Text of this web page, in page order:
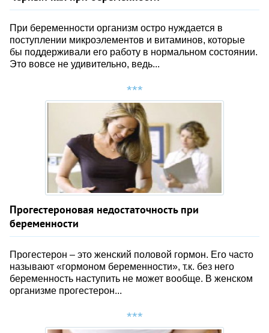
При беременности организм остро нуждается в
поступлении микроэлементов и витаминов, которые
бы поддерживали его работу в нормальном состоянии.
Это вовсе не удивительно, ведь...
Прогестероновая недостаточность при
беременности
Прогестерон – это женский половой гормон. Его часто
называют «гормоном беременности», т.к. без него
беременность наступить не может вообще. В женском
организме прогестерон...